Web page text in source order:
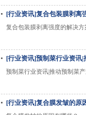
[行业资讯]复合包装膜剥离
复合包装膜剥离强度的解决方
[行业资讯]预制菜行业资讯
预制菜行业资讯|推动预制菜
[行业资讯]复合膜发皱的原